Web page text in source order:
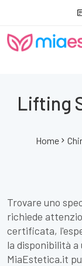
Lifting
Home
Trovare uno
richiede
certificata,
la disponibilità a
MiaEstetica.it